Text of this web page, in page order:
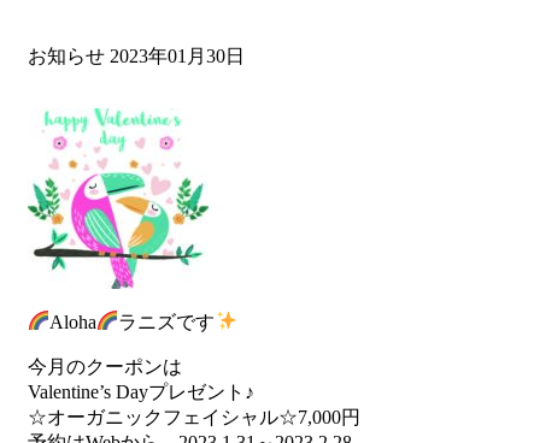
お知らせ 2023年01月30日
Aloha ラニズです
今月のクーポンは
Valentine’s Dayプレゼント♪
☆オーガニックフェイシャル☆7,000円